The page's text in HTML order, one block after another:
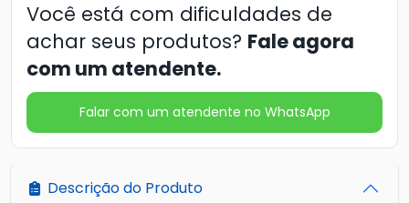
Você está com dificuldades de
achar seus produtos? Fale agora
com um atendente.
Falar com um atendente no WhatsApp
Descrição do Produto